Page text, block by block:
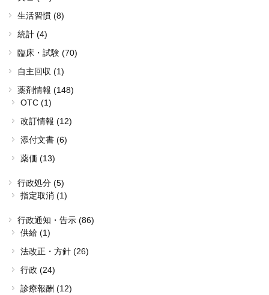
生活習慣 (8)
統計 (4)
臨床・試験 (70)
自主回収 (1)
薬剤情報 (148)
OTC (1)
改訂情報 (12)
添付文書 (6)
薬価 (13)
行政処分 (5)
指定取消 (1)
行政通知・告示 (86)
供給 (1)
法改正・方針 (26)
行政 (24)
診療報酬 (12)